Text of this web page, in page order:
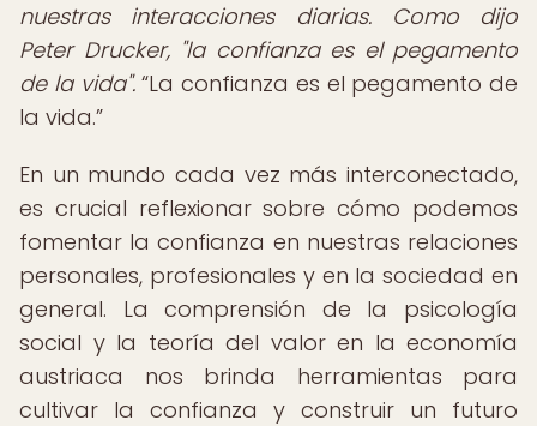
nuestras interacciones diarias. Como dijo
Peter Drucker, "la confianza es el pegamento
de la vida". La confianza es el pegamento de
la vida.
En un mundo cada vez más interconectado,
es crucial reflexionar sobre cómo podemos
fomentar la confianza en nuestras relaciones
personales, profesionales y en la sociedad en
general. La comprensión de la psicología
social y la teoría del valor en la economía
austriaca nos brinda herramientas para
cultivar la confianza y construir un futuro